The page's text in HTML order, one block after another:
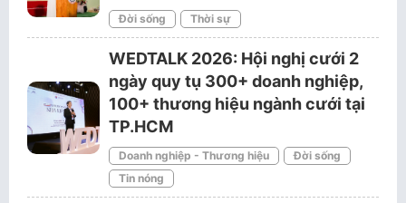
Đời sống Thời sự
WEDTALK 2026: Hội nghị cưới 2
ngày quy tụ 300+ doanh nghiệp,
100+ thương hiệu ngành cưới tại
TP.HCM
Doanh nghiệp - Thương hiệu
Đời sống
Tin nóng